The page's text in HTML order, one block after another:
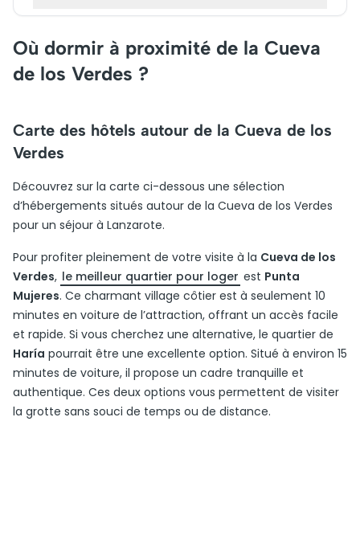
Où dormir à proximité de la Cueva
de los Verdes ?
Carte des hôtels autour de la Cueva de los
Verdes
Découvrez sur la carte ci-dessous une sélection
d’hébergements situés autour de la Cueva de los Verdes
pour un séjour à Lanzarote.
Pour profiter pleinement de votre visite à la Cueva de los
Verdes, le meilleur quartier pour loger est Punta
Mujeres. Ce charmant village côtier est à seulement 10
minutes en voiture de l’attraction, offrant un accès facile
et rapide. Si vous cherchez une alternative, le quartier de
Haría pourrait être une excellente option. Situé à environ 15
minutes de voiture, il propose un cadre tranquille et
authentique. Ces deux options vous permettent de visiter
la grotte sans souci de temps ou de distance.